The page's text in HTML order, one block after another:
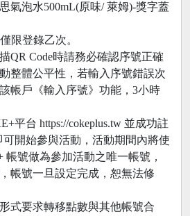
氣泡水500mL(原味/ 萊姆)-獎字蓋
限登錄乙次。
QR Code時請務必確認序號正確
整體公平性，若輸入序號錯誤次
帳戶《輸入序號》功能，3小時
平台 https://cokeplus.tw 並成功註
開始參與活動，活動期間內將使
帳號做為參加活動之唯一帳號，
帳號一旦設定完成，恕無法修
式要求轉移點數與其他帳號合